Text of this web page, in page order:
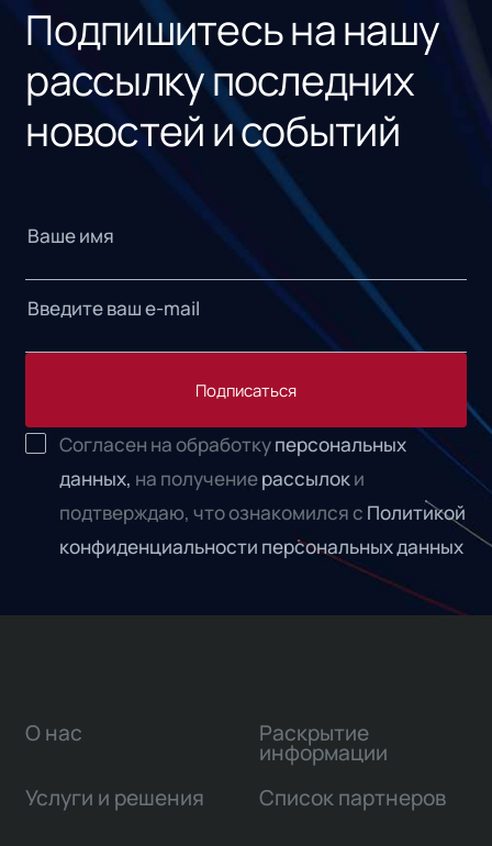
Подпишитесь на нашу
рассылку последних
новостей и событий
Подписаться
Согласен на обработкуперсональных
данных, на получениерассылоки
подтверждаю, что ознакомился с Политикой
конфиденциальности персональных данных
О нас
Услуги и решения
Раскрытие
информации
Список партнеров